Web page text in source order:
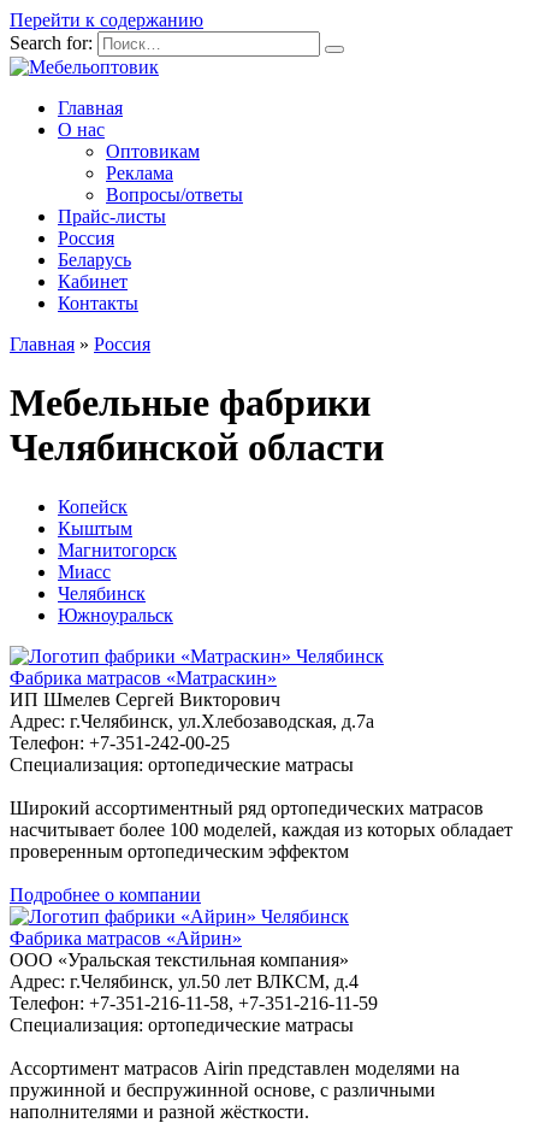
Перейти к содержанию
Search for:
Главная
О нас
Оптовикам
Реклама
Вопросы/ответы
Прайс-листы
Россия
Беларусь
Кабинет
Контакты
Главная » Россия
Мебельные фабрики
Челябинской области
Копейск
Кыштым
Магнитогорск
Миасс
Челябинск
Южноуральск
Челябинск
Фабрика матрасов «Матраскин»
ИП Шмелев Сергей Викторович
Адрес: г.Челябинск, ул.Хлебозаводская, д.7а
Телефон: +7-351-242-00-25
Специализация: ортопедические матрасы
Широкий ассортиментный ряд ортопедических матрасов
насчитывает более 100 моделей, каждая из которых обладает
проверенным ортопедическим эффектом
Подробнее о компании
Челябинск
Фабрика матрасов «Айрин»
ООО «Уральская текстильная компания»
Адрес: г.Челябинск, ул.50 лет ВЛКСМ, д.4
Телефон: +7-351-216-11-58, +7-351-216-11-59
Специализация: ортопедические матрасы
Ассортимент матрасов Airin представлен моделями на
пружинной и беспружинной основе, с различными
наполнителями и разной жёсткости.